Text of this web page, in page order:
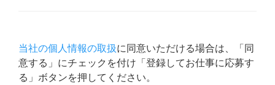
当社の個人情報の取扱に同意いただける場合は、「同
意する」にチェックを付け「登録してお仕事に応募す
る」ボタンを押してください。